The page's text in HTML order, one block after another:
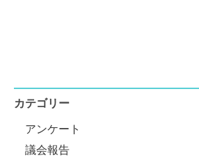
カテゴリー
アンケート
議会報告